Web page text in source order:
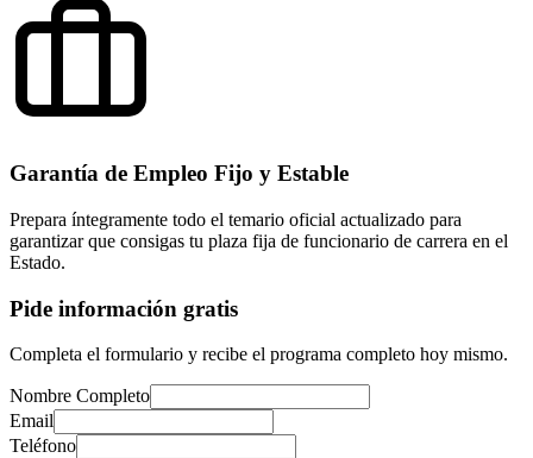
Garantía de Empleo Fijo y Estable
Prepara íntegramente todo el temario oficial actualizado para
garantizar que consigas tu plaza fija de funcionario de carrera en el
Estado.
Pide información gratis
Completa el formulario y recibe el programa completo hoy mismo.
Nombre Completo
Email
Teléfono